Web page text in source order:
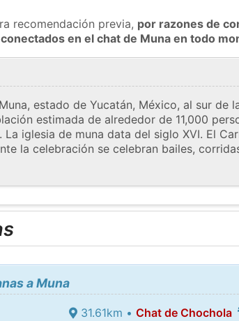
recomendación previa, por razones de
en el chat de Muna en todo
estado de Yucatán, México, al sur de
estimada de alrededor de 11,000
iglesia de muna data del siglo XVI. El
la celebración se celebran bailes,
a Muna
31.61km •Chat de Chochola